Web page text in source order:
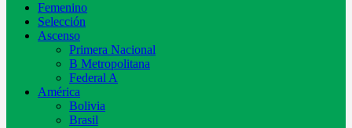
Femenino
Selección
Ascenso
Primera Nacional
B Metropolitana
Federal A
América
Bolivia
Brasil